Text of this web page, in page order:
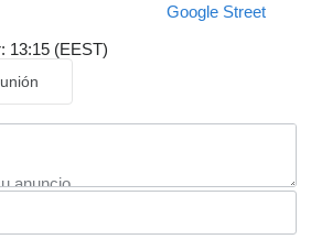
Google Street
13:15 (EEST)